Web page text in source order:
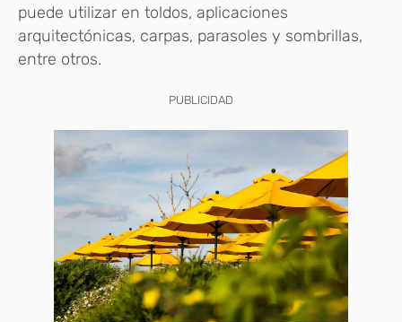
puede utilizar en toldos, aplicaciones
arquitectónicas, carpas, parasoles y sombrillas,
entre otros.
PUBLICIDAD